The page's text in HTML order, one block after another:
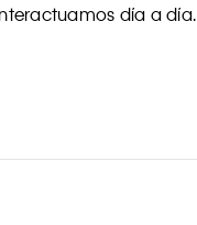
día a día.